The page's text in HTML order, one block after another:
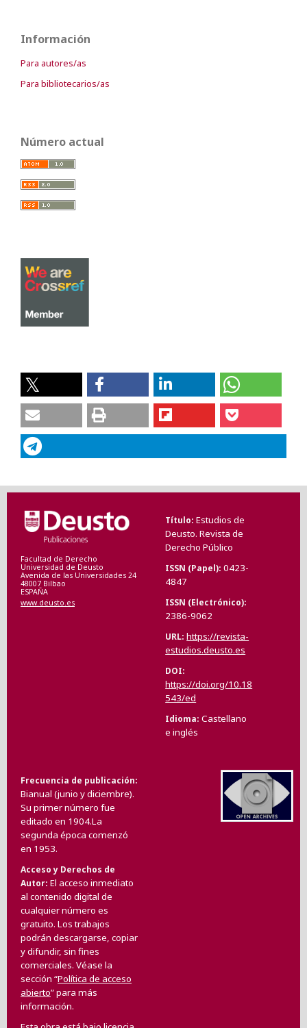
Información
Para autores/as
Para bibliotecarios/as
Número actual
Facultad de Derecho
Universidad de Deusto
Avenida de las Universidades 24
48007 Bilbao
ESPAÑA
www.deusto.es
Título Estudios de
Deusto. Revista de
Derecho Público
ISSN (Papel) 0423-
4847
ISSN (Electrónico)
2386-9062
URL https://revista-
estudios.deusto.es
DOI
https://doi.org/10.18
543/ed
Idioma Castellano
e inglés
Frecuencia de publicación
Bianual (junio y diciembre).
Su primer número fue
editado en 1904.La
segunda época comenzó
en 1953.
Acceso y Derechos de
Autor El acceso inmediato
al contenido digital de
cualquier número es
gratuito. Los trabajos
podrán descargarse, copiar
y difundir, sin fines
comerciales. Véase la
sección “Política de acceso
abierto” para más
información.